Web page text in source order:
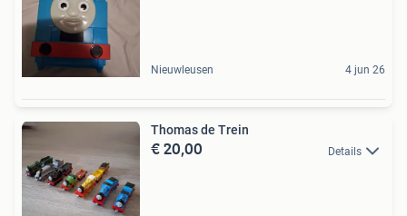
Nieuwleusen 4 jun 26
Thomas de Trein
€ 20,00 Details